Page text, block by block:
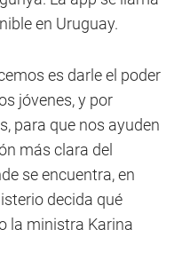
en Uruguay.
es darle el poder
jóvenes, y por
para que nos ayuden
más clara del
se encuentra, en
decida qué
la ministra Karina